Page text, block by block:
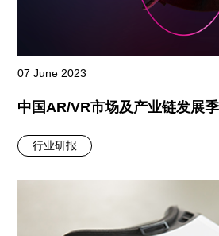
07 June 2023
中国AR/VR市场及产业链发展
行业研报